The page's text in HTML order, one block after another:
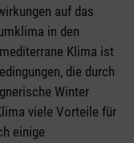
auf das
in den
Klima ist
die durch
Winter
viele Vorteile für
einige